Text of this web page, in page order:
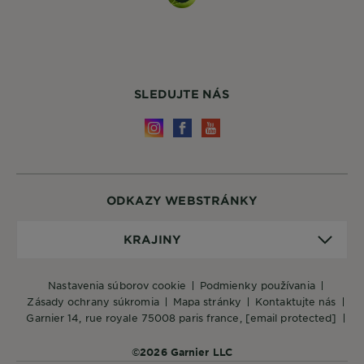
ODKAZY WEBSTRÁNKY
nastavenia súborov cookie
podmienky používania
zásady ochrany súkromia
mapa stránky
kontaktujte nás
garnier 14, rue royale 75008 paris france, [email protected]
KRAJINY
©2026 Garnier LLC
SLEDUJTE NÁS